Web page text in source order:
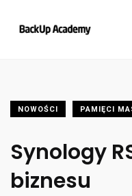
NOWOŚCI PAMIĘCI
Synology
biznesu